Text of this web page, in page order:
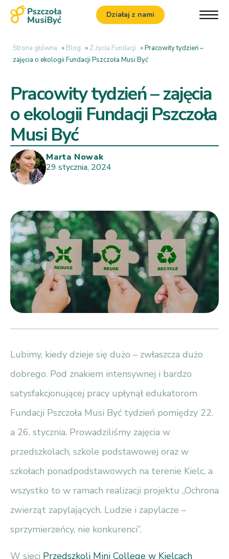
Działaj z nami
Strona główna » Blog » Z życia Fundacji »Pracowity tydzień –
zajęcia o ekologii Fundacji Pszczoła Musi Być
Pracowity tydzień – zajęcia
o ekologii Fundacji Pszczoła
Musi Być
Marta Nowak
29 stycznia, 2024
Lubimy, kiedy dzieje się dużo – zwłaszcza dużo
dobrego. Pod znakiem intensywnej i bardzo
satysfakcjonującej pracy upłynął edukatorom
Fundacji Pszczoła Musi Być tydzień pomiędzy 22.
a 26. stycznia. Prowadziliśmy zajęcia w
przedszkolach, szkole podstawowej oraz w
szkołach ponadpodstawowych na terenie Kielc, a
wszystko to w ramach realizacji projektu „Ochrona
zwierząt zapylających. Ludzie i zapylacze –
sprzymierzeńcy, nie konkurenci”.
W sieci Przedszkoli Mini College w Kielcach